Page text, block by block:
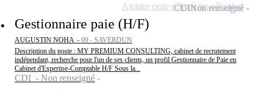
Gestionnaire paie (H/F)
AUGUSTIN NOHA - 09 - SAVERDUN
Description du poste : MY PREMIUM CONSULTING, cabinet de recrutement
indépendant, recherche pour l'un de ses clients, un profil Gestionnaire de Paie en
Cabinet d'Expertise-Comptable H/F Sous la...
CDI - Non renseigné
CDINon renseigné
Ajouter cette offre à ma sélection